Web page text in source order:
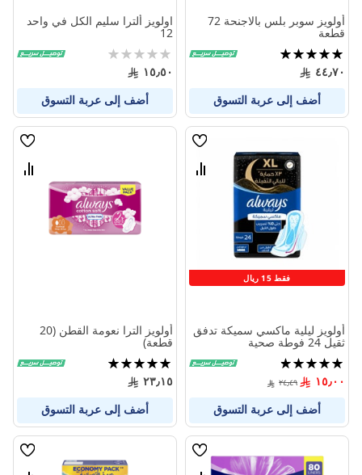
أولويز سوبر بلس بالاجنحة 72
قطعة
تقييم:
100%
٤٤٫٧٠
أضف إلى عربة التسوق
اولويز ألترا سليم الكل في واحد
12
Rating:
0%
١٥٫٥٠
أضف إلى عربة التسوق
فقط 15 ريال
قائمة
قارن
أولويز ليلية ماكسي سميكة تدفق
ثقيل 24 فوطة صحية
تقييم:
96%
١٥٫٠٠ ٢٤٫٤٩
أضف إلى عربة التسوق
قائمة
قارن
أولويز الترا نعومة القطن (20
قطعة)
تقييم:
100%
٢٣٫١٥
أضف إلى عربة التسوق
قائمة
قائمة